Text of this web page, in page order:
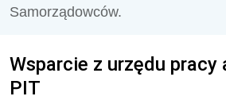
Samorządowców.
Wsparcie z urzędu pracy
PIT